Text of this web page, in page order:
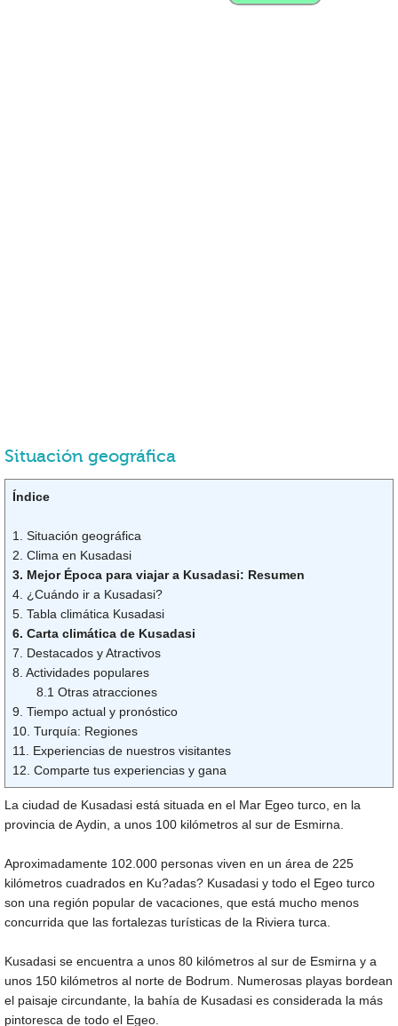
Situación geográfica
Índice
1. Situación geográfica
2. Clima en Kusadasi
3. Mejor Época para viajar a Kusadasi: Resumen
4. ¿Cuándo ir a Kusadasi?
5. Tabla climática Kusadasi
6. Carta climática de Kusadasi
7. Destacados y Atractivos
8. Actividades populares
8.1 Otras atracciones
9. Tiempo actual y pronóstico
10. Turquía: Regiones
11. Experiencias de nuestros visitantes
12. Comparte tus experiencias y gana
La ciudad de Kusadasi está situada en el Mar Egeo turco, en la
provincia de Aydin, a unos 100 kilómetros al sur de Esmirna.
Aproximadamente 102.000 personas viven en un área de 225
kilómetros cuadrados en Ku?adas? Kusadasi y todo el Egeo turco
son una región popular de vacaciones, que está mucho menos
concurrida que las fortalezas turísticas de la Riviera turca.
Kusadasi se encuentra a unos 80 kilómetros al sur de Esmirna y a
unos 150 kilómetros al norte de Bodrum. Numerosas playas bordean
el paisaje circundante, la bahía de Kusadasi es considerada la más
pintoresca de todo el Egeo.